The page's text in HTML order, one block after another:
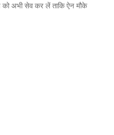
को अभी सेव कर लें ताकि ऐन मौके